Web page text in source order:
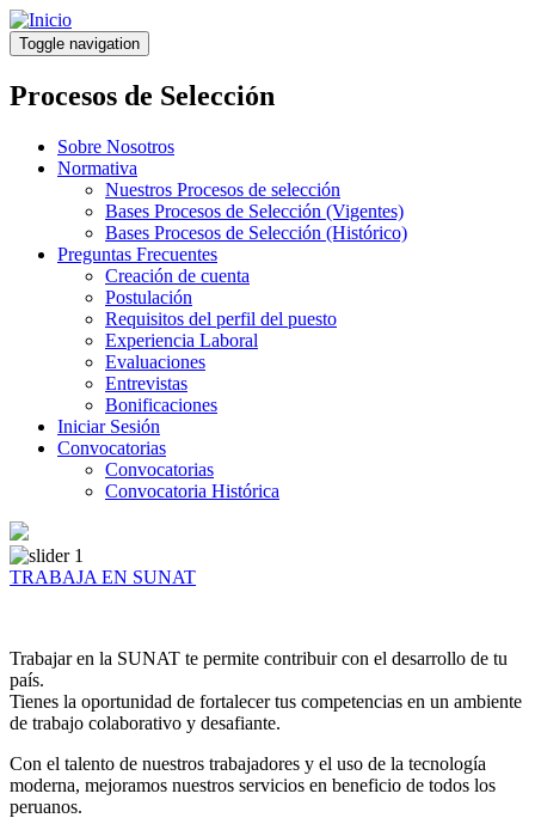
Pasar
al
contenido
principal
Toggle navigation
Procesos de Selección
Sobre Nosotros
Normativa
Nuestros Procesos de selección
Bases Procesos de Selección (Vigentes)
Bases Procesos de Selección (Histórico)
Preguntas Frecuentes
Creación de cuenta
Postulación
Requisitos del perfil del puesto
Experiencia Laboral
Evaluaciones
Entrevistas
Bonificaciones
Iniciar Sesión
Convocatorias
Convocatorias
Convocatoria Histórica
TRABAJA EN SUNAT
Trabajar en la SUNAT te permite contribuir con el desarrollo de tu
país.
Tienes la oportunidad de fortalecer tus competencias en un ambiente
de trabajo colaborativo y desafiante.
Con el talento de nuestros trabajadores y el uso de la tecnología
moderna, mejoramos nuestros servicios en beneficio de todos los
peruanos.